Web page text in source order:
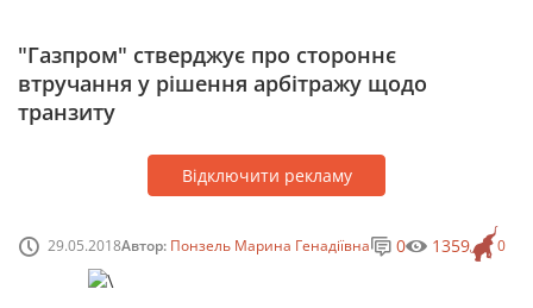
"Газпром" стверджує про стороннє
втручання у рішення арбітражу щодо
транзиту
Відключити рекламу
29.05.2018Автор: Понзель Марина Генадіївна 0
0 1359